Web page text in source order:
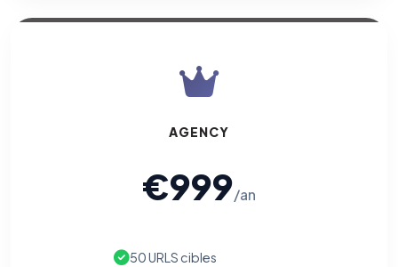
AGENCY
€999/an
50 URLS cibles